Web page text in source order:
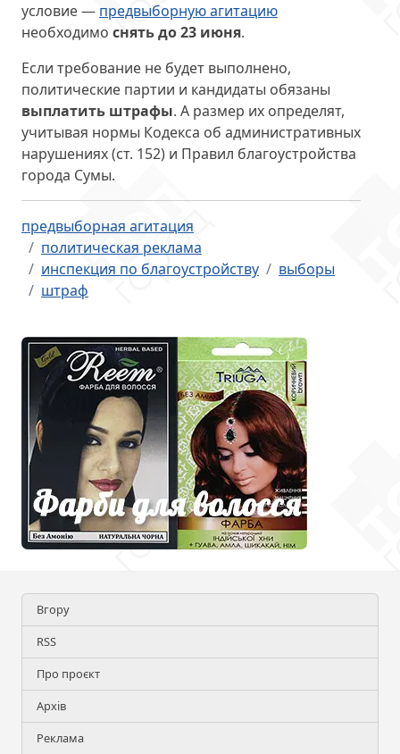
условие — предвыборную агитацию
необходимо снять до 23 июня.
Если требование не будет выполнено,
политические партии и кандидаты обязаны
выплатить штрафы. А размер их определят,
учитывая нормы Кодекса об административных
нарушениях (ст. 152) и Правил благоустройства
города Сумы.
предвыборная агитация
политическая реклама
инспекция по благоустройству
выборы
штраф
Вгору
RSS
Про проєкт
Архів
Реклама